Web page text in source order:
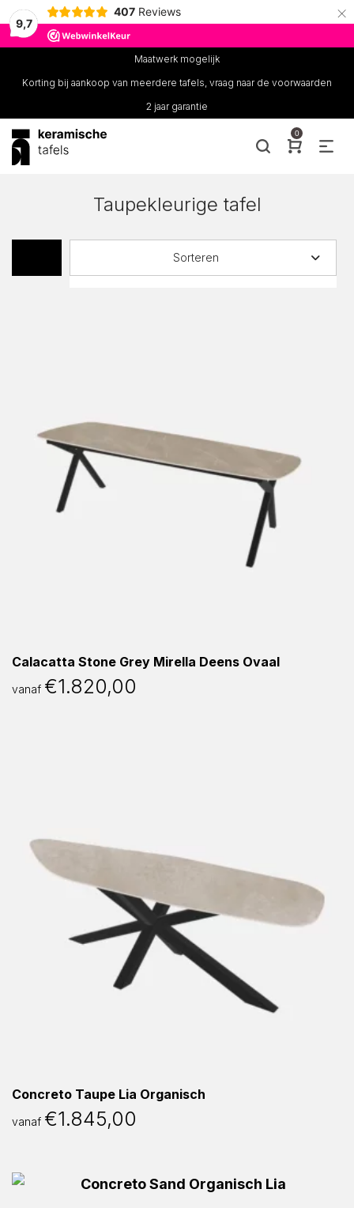
9,7
407 Reviews ×
Maatwerk mogelijk
Korting bij aankoop van meerdere tafels, vraag naar de voorwaarden
2 jaar garantie
0
Taupekleurige tafel
Sorteren
Calacatta Stone Grey Mirella Deens Ovaal
vanaf €1.820,00
Concreto Taupe Lia Organisch
vanaf €1.845,00